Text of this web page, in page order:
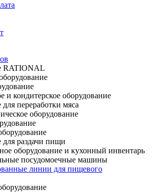
RATIONAL
и кондитерское оборудование
переработки мяса
оборудование
раздачи пищи
оборудование и кухонный инвентарь
посудомоечные машины
линии для пищевого